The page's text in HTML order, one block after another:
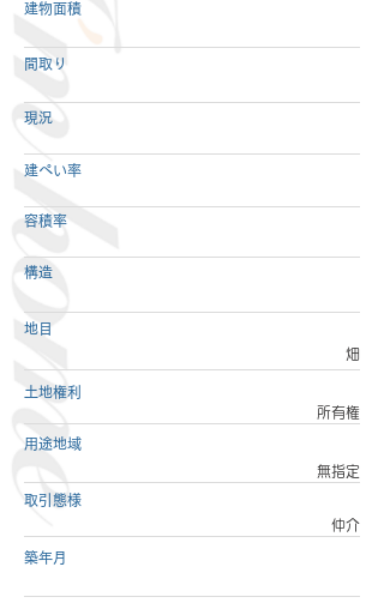
建物面積
間取り
現況
建ぺい率
容積率
構造
地目
畑
土地権利
所有権
用途地域
無指定
取引態様
仲介
築年月